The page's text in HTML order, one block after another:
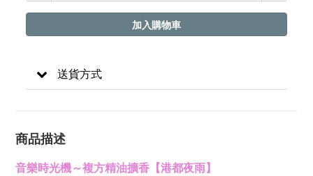
加入購物車
送貨方式
商品描述
音樂時光機～複方精油擴香【港都夜雨】